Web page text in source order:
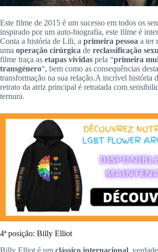
Este filme de 2015 é um sucesso em todos os
inspirado por um auto-biografia, este filme é
Conta a história de Lili, a primeira pessoa a ter
uma operação cirúrgica de reclassificação
filme traça as etapas vividas pela “primeira
transgénero“, bem como as consequências desta
transformação na sua relação.A incrível história
retrato da atriz principal é retratada com
ternura.
4ªposição: Billy Elliot
Billy Elliot é um clássico internacional ,